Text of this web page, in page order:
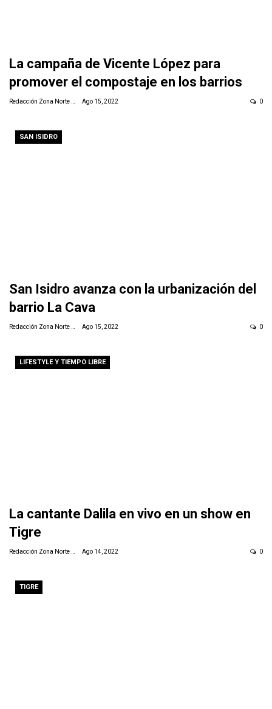
La campaña de Vicente López para
promover el compostaje en los barrios
Redacción Zona Norte Daily Ago 15, 2022 0
SAN ISIDRO
San Isidro avanza con la urbanización del
barrio La Cava
Ago 15, 2022 0
LIFESTYLE Y TIEMPO LIBRE
La cantante Dalila en vivo en un show en
Tigre
Redacción Zona Norte Daily Ago 14, 2022 0
TIGRE